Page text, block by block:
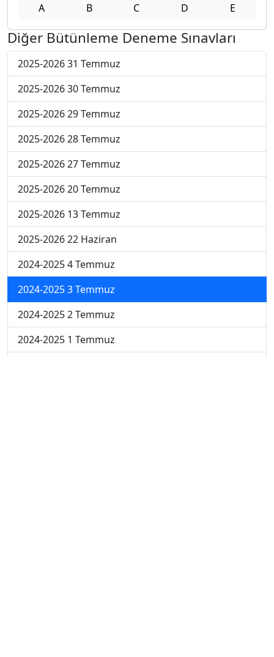
A B C D E
Diğer Bütünleme Deneme Sınavları
2025-2026 31 Temmuz
2025-2026 30 Temmuz
2025-2026 29 Temmuz
2025-2026 28 Temmuz
2025-2026 27 Temmuz
2025-2026 20 Temmuz
2025-2026 13 Temmuz
2025-2026 22 Haziran
2024-2025 4 Temmuz
2024-2025 3 Temmuz
2024-2025 2 Temmuz
2024-2025 1 Temmuz